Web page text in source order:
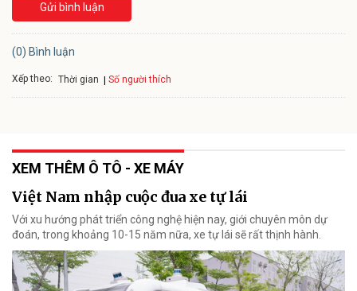
Gửi bình luận
(0) Bình luận
Xếp theo: Thời gian Số người thích
XEM THÊM Ô TÔ - XE MÁY
Việt Nam nhập cuộc đua xe tự lái
Với xu hướng phát triển công nghệ hiện nay, giới chuyên môn dự
đoán, trong khoảng 10-15 năm nữa, xe tự lái sẽ rất thịnh hành.